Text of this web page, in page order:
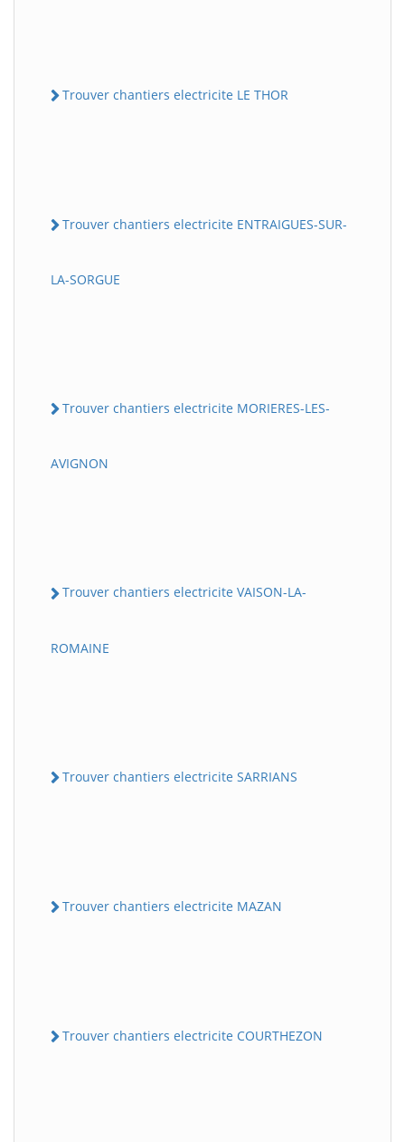
Trouver chantiers electricite LE THOR
Trouver chantiers electricite ENTRAIGUES-SUR-
LA-SORGUE
Trouver chantiers electricite MORIERES-LES-
AVIGNON
Trouver chantiers electricite VAISON-LA-
ROMAINE
Trouver chantiers electricite SARRIANS
Trouver chantiers electricite MAZAN
Trouver chantiers electricite COURTHEZON